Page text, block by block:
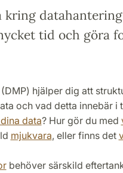
tid och göra
hjälper dig att
och vad detta innebär i
data? Hur gör du med
mjukvara, eller finns det
behöver särskild